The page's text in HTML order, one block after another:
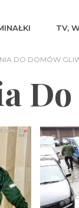
TV,
DO DOMÓW